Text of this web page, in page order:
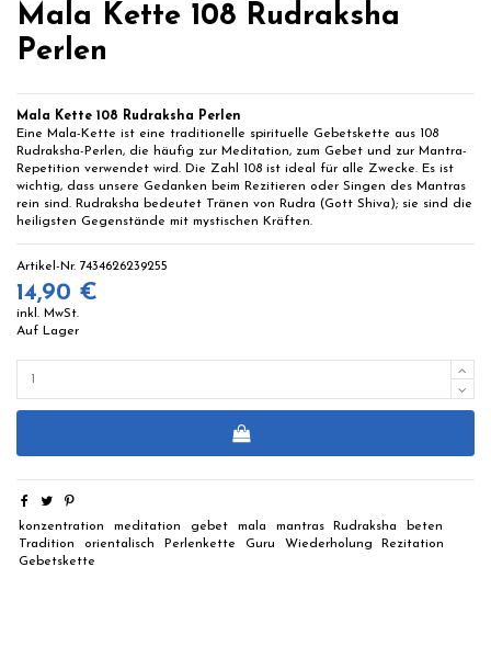
Mala Kette 108 Rudraksha
Perlen
Mala Kette 108 Rudraksha Perlen
Eine Mala-Kette ist eine traditionelle spirituelle Gebetskette aus 108
Rudraksha-Perlen, die häufig zur Meditation, zum Gebet und zur Mantra-
Repetition verwendet wird. Die Zahl 108 ist ideal für alle Zwecke. Es ist
wichtig, dass unsere Gedanken beim Rezitieren oder Singen des Mantras
rein sind. Rudraksha bedeutet Tränen von Rudra (Gott Shiva); sie sind die
heiligsten Gegenstände mit mystischen Kräften.
Artikel-Nr. 7434626239255
14,90 €
inkl. MwSt.
Auf Lager
konzentration meditation gebet mala mantras Rudraksha
beten
Tradition
orientalisch Perlenkette Guru Wiederholung
Rezitation
Gebetskette